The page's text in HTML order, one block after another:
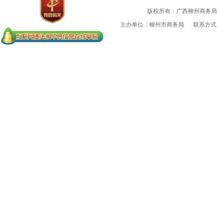
版权所有：广西柳州商务局
主办单位：柳州市商务局 联系方式